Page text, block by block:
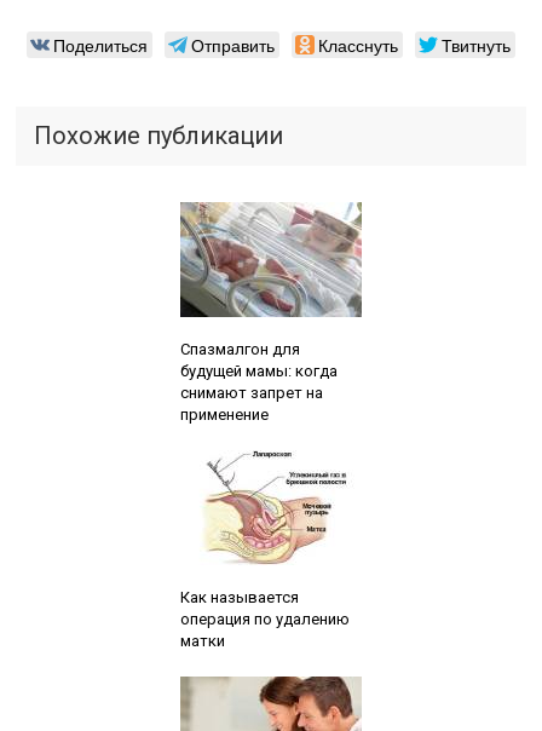
Поделиться Отправить Класснуть Твитнуть
Похожие публикации
Спазмалгон для
будущей мамы: когда
снимают запрет на
применение
Как называется
операция по удалению
матки